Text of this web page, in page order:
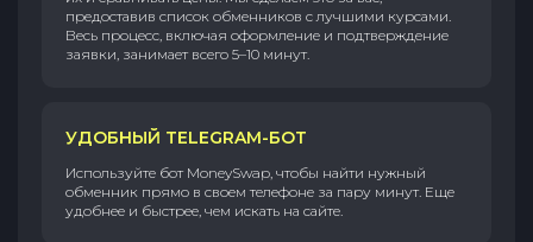
предоставив список обменников с лучшими курсами.
Весь процесс, включая оформление и подтверждение
заявки, занимает всего 5–10 минут.
УДОБНЫЙ TELEGRAM-БОТ
Используйте бот MoneySwap, чтобы найти нужный
обменник прямо в своем телефоне за пару минут. Еще
удобнее и быстрее, чем искать на сайте.